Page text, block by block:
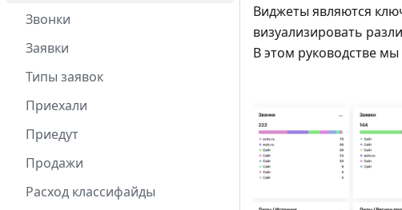
Звонки
Заявки
Типы заявок
Приехали
Приедут
Продажи
Расход классифайды
Виджеты являются
визуализировать
В этом руководстве